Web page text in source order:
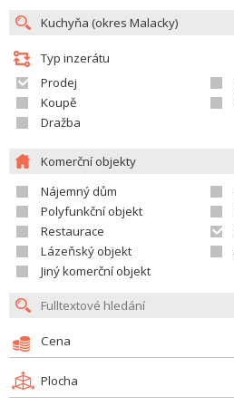
Typ inzerátu
Prodej
Koupě
Dražba
Komerční objekty
Nájemný dům
Polyfunkční objekt
Restaurace
Lázeňský objekt
Jiný komerční objekt
Cena
Plocha